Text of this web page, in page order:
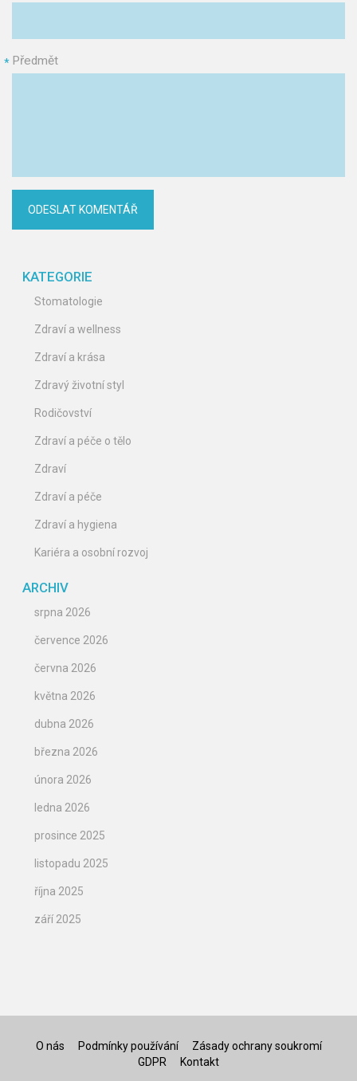
Předmět
*
KATEGORIE
Stomatologie
Zdraví a wellness
Zdraví a krása
Zdravý životní styl
Rodičovství
Zdraví a péče o tělo
Zdraví
Zdraví a péče
Zdraví a hygiena
Kariéra a osobní rozvoj
ARCHIV
srpna 2026
července 2026
června 2026
května 2026
dubna 2026
března 2026
února 2026
ledna 2026
prosince 2025
listopadu 2025
října 2025
září 2025
O nás Podmínky používání
Zásady ochrany soukromí
GDPR
Kontakt